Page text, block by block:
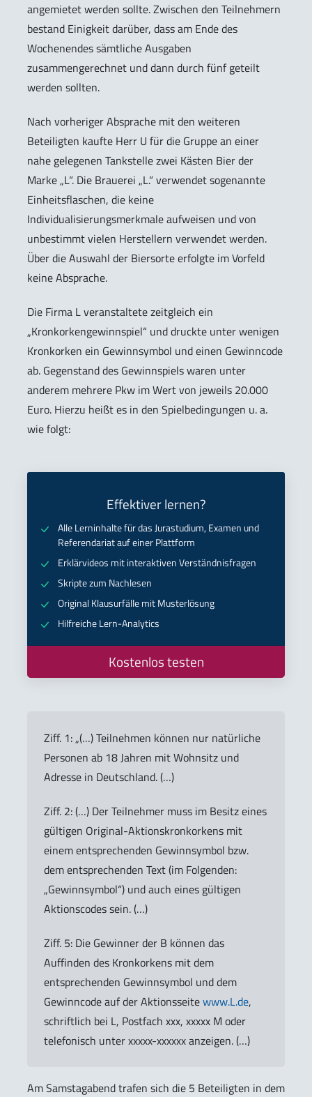
angemietet werden sollte. Zwischen den Teilnehmern
bestand Einigkeit darüber, dass am Ende des
Wochenendes sämtliche Ausgaben
zusammengerechnet und dann durch fünf geteilt
werden sollten.
Nach vorheriger Absprache mit den weiteren
Beteiligten kaufte Herr U für die Gruppe an einer
nahe gelegenen Tankstelle zwei Kästen Bier der
Marke „L“. Die Brauerei „L.“ verwendet sogenannte
Einheitsflaschen, die keine
Individualisierungsmerkmale aufweisen und von
unbestimmt vielen Herstellern verwendet werden.
Über die Auswahl der Biersorte erfolgte im Vorfeld
keine Absprache.
Die Firma L veranstaltete zeitgleich ein
„Kronkorkengewinnspiel“ und druckte unter wenigen
Kronkorken ein Gewinnsymbol und einen Gewinncode
ab. Gegenstand des Gewinnspiels waren unter
anderem mehrere Pkw im Wert von jeweils 20.000
Euro. Hierzu heißt es in den Spielbedingungen u. a.
wie folgt:
Effektiver lernen?
Alle Lerninhalte für das Jurastudium, Examen und
Referendariat auf einer Plattform
Erklärvideos mit interaktiven Verständnisfragen
Skripte zum Nachlesen
Original Klausurfälle mit Musterlösung
Hilfreiche Lern-Analytics
Kostenlos testen
Ziff. 1: „(…) Teilnehmen können nur natürliche
Personen ab 18 Jahren mit Wohnsitz und
Adresse in Deutschland. (…)
Ziff. 2: (…) Der Teilnehmer muss im Besitz eines
gültigen Original-Aktionskronkorkens mit
einem entsprechenden Gewinnsymbol bzw.
dem entsprechenden Text (im Folgenden:
„Gewinnsymbol“) und auch eines gültigen
Aktionscodes sein. (…)
Ziff. 5: Die Gewinner der B können das
Auffinden des Kronkorkens mit dem
entsprechenden Gewinnsymbol und dem
Gewinncode auf der Aktionsseitewww.L.de,
schriftlich bei L, Postfach xxx, xxxxx M oder
telefonisch unter xxxxx-xxxxxx anzeigen. (…)
Am Samstagabend trafen sich die 5 Beteiligten in dem